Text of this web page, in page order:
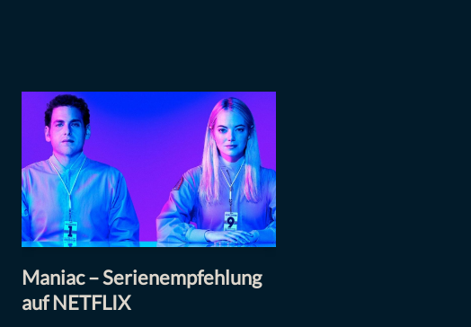
Maniac – Serienempfehlung
auf NETFLIX